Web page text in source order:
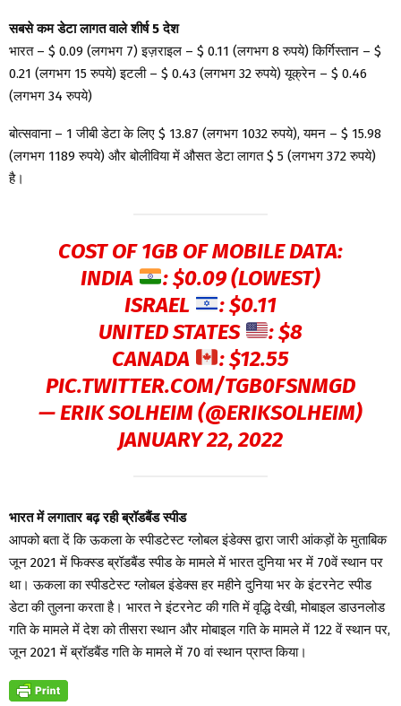
सबसे कम डेटा लागत वाले शीर्ष 5 देश
भारत – $ 0.09 (लगभग 7) इज़राइल – $ 0.11 (लगभग 8 रुपये) किर्गिस्तान – $
0.21 (लगभग 15 रुपये) इटली – $ 0.43 (लगभग 32 रुपये) यूक्रेन – $ 0.46
(लगभग 34 रुपये)
बोत्सवाना – 1 जीबी डेटा के लिए $ 13.87 (लगभग 1032 रुपये), यमन – $ 15.98
(लगभग 1189 रुपये) और बोलीविया में औसत डेटा लागत $ 5 (लगभग 372 रुपये)
है।
COST OF 1GB OF MOBILE DATA:
INDIA
: $0.09 (LOWEST)
ISRAEL
: $0.11
UNITED STATES
: $8
CANADA
: $12.55
PIC.TWITTER.COM/TGB0FSNMGD
— ERIK SOLHEIM (@ERIKSOLHEIM)
JANUARY 22, 2022
भारत में लगातार बढ़ रही ब्रॉडबैंड स्पीड
आपको बता दें कि ऊकला के स्पीडटेस्ट ग्लोबल इंडेक्स द्वारा जारी आंकड़ों के मुताबिक
जून 2021 में फिक्स्ड ब्रॉडबैंड स्पीड के मामले में भारत दुनिया भर में 70वें स्थान पर
था। ऊकला का स्पीडटेस्ट ग्लोबल इंडेक्स हर महीने दुनिया भर के इंटरनेट स्पीड
डेटा की तुलना करता है। भारत ने इंटरनेट की गति में वृद्धि देखी, मोबाइल डाउनलोड
गति के मामले में देश को तीसरा स्थान और मोबाइल गति के मामले में 122 वें स्थान पर,
जून 2021 में ब्रॉडबैंड गति के मामले में 70 वां स्थान प्राप्त किया।